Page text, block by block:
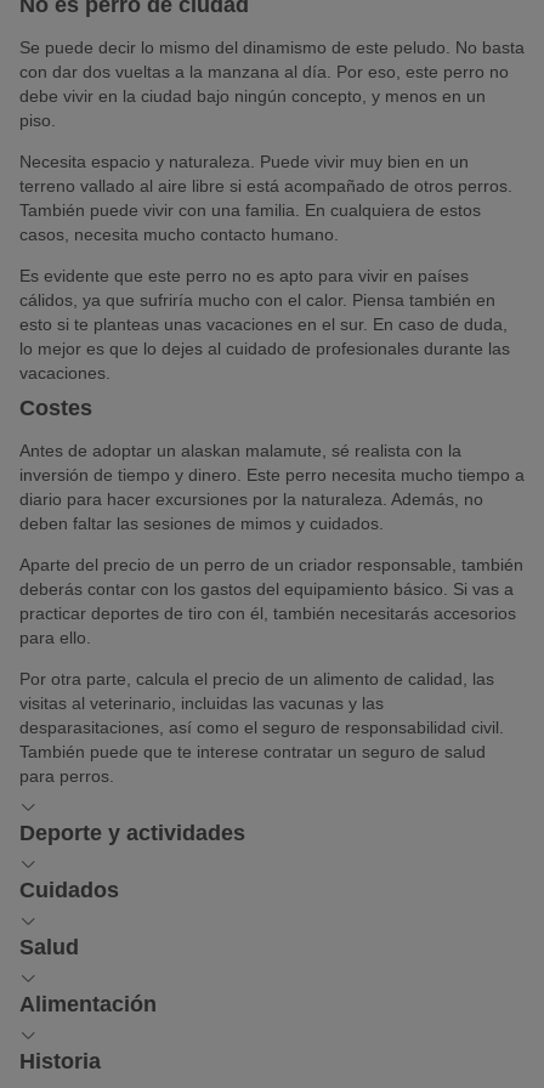
No es perro de ciudad
Se puede decir lo mismo del dinamismo de este peludo. No basta
con dar dos vueltas a la manzana al día. Por eso, este perro no
debe vivir en la ciudad bajo ningún concepto, y menos en un
piso.
Necesita espacio y naturaleza. Puede vivir muy bien en un
terreno vallado al aire libre si está acompañado de otros perros.
También puede vivir con una familia. En cualquiera de estos
casos, necesita mucho contacto humano.
Es evidente que este perro no es apto para vivir en países
cálidos, ya que sufriría mucho con el calor. Piensa también en
esto si te planteas unas vacaciones en el sur. En caso de duda,
lo mejor es que lo dejes al cuidado de profesionales durante las
vacaciones.
Costes
Antes de adoptar un alaskan malamute, sé realista con la
inversión de tiempo y dinero. Este perro necesita mucho tiempo a
diario para hacer excursiones por la naturaleza. Además, no
deben faltar las sesiones de mimos y cuidados.
Aparte del precio de un perro de un criador responsable, también
deberás contar con los gastos del equipamiento básico. Si vas a
practicar deportes de tiro con él, también necesitarás accesorios
para ello.
Por otra parte, calcula el precio de un alimento de calidad, las
visitas al veterinario, incluidas las vacunas y las
desparasitaciones, así como el seguro de responsabilidad civil.
También puede que te interese contratar un seguro de salud
para perros.
Deporte y actividades
Deporte y actividades: ¿cómo
entretengo a un perro de trineo?
trabajar como animal de tiro, ya sea de trineos o carros. Este
gran perro nórdico es menos rápido que fuerte, algo que se
puede fomentar específicamente.
Cuidados
Cuidados del alaskan malamute
Aunque el pelaje de esta raza es fácil de cuidar, suelta mucho
pelo, por lo que conviene cepillarlo periódicamente. Así, lo
ayudarás a deshacerse de los pelos excedentes. En primavera y
otoño, durante el periodo de muda, pierde el subpelo en forma
Salud
Salud y predisposiciones típicas
La clave de un perro sano es un criador responsable que pueda
mostrarte los exámenes de salud de los padres.
Alimentación
Alimentación del alaskan malamute
Historia